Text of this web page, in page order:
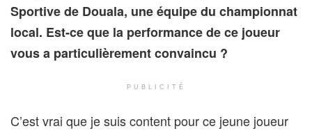
Sportive de Douala, une équipe du championnat
local. Est-ce que la performance de ce joueur
vous a particulièrement convaincu ?
PUBLICITÉ
C’est vrai que je suis content pour ce jeune joueur